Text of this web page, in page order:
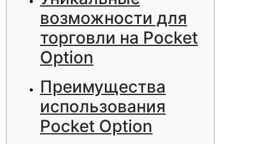
возможности для
торговли на Pocket
Option
Преимущества
использования
Pocket Option